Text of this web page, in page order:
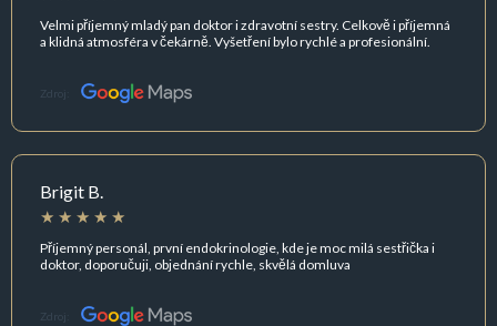
Velmi příjemný mladý pan doktor i zdravotní sestry. Celkově i příjemná
a klidná atmosféra v čekárně. Vyšetření bylo rychlé a profesionální.
Zdroj:
Brigit B.
Příjemný personál, první endokrinologie, kde je moc milá sestřička i
doktor, doporučuji, objednání rychle, skvělá domluva
Zdroj: